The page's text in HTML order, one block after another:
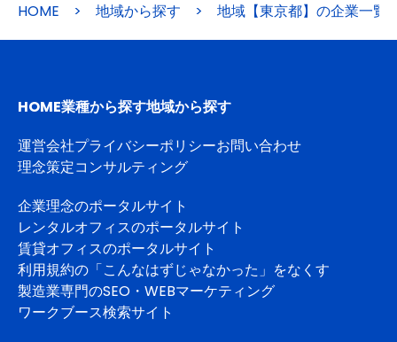
HOME > 地域から探す > 地域【東京都】の企業一覧
HOME業種から探す地域から探す
運営会社プライバシーポリシーお問い合わせ
理念策定コンサルティング
企業理念のポータルサイト
レンタルオフィスのポータルサイト
賃貸オフィスのポータルサイト
利用規約の「こんなはずじゃなかった」をなくす
製造業専門のSEO・WEBマーケティング
ワークブース検索サイト